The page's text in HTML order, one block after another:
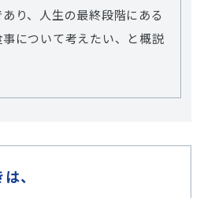
り、人生の最終段階にある
について考えたい、と概説
、